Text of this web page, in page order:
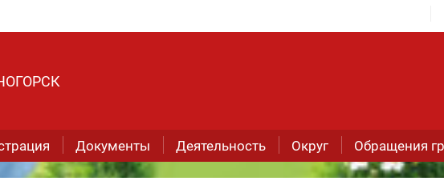
Документы Деятельность Округ Обращения